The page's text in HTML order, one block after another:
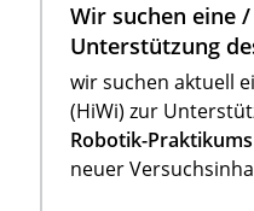
Wir suchen eine
Unterstützung
wir suchen aktuell
(HiWi) zur
Robotik-Praktikums
neuer